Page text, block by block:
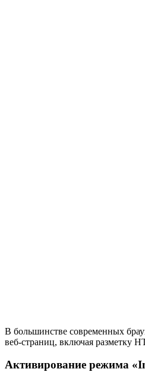
В большинстве современных
веб-страниц, включая разметку
Активирование режима